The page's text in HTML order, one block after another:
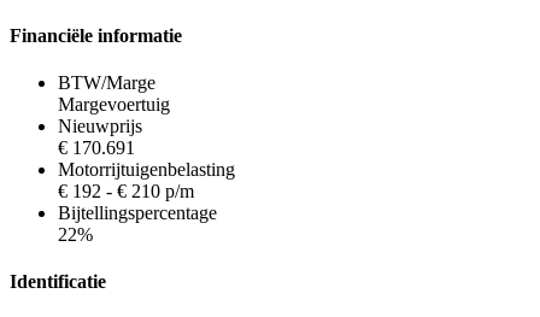
Financiële informatie
BTW/Marge
Margevoertuig
Nieuwprijs
€ 170.691
Motorrijtuigenbelasting
€ 192 - € 210 p/m
Bijtellingspercentage
22%
Identificatie